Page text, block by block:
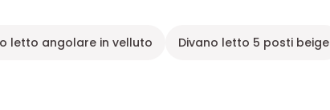
letto angolare in velluto Divano letto 5 posti beige